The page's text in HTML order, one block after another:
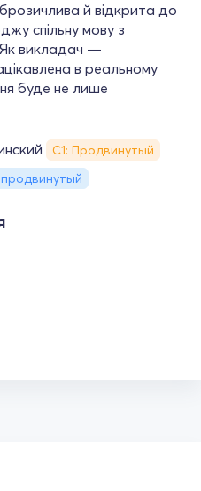
й відкрита до
спільну мову з
Як викладач —
в реальному
буде не лише
С1: Продвинутый